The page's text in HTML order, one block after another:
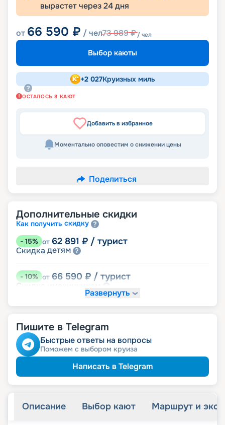
вырастет через24дня
от 66 590 ₽ / чел73 989₽/ чел
Выбор каюты
+2 027Круизных миль
ОСТАЛОСЬ 8 КАЮТ
Добавить в избранное
Моментально оповестим о снижении цены
Поделиться
Дополнительные скидки
Как получить скидку
- 15% от 62 891 ₽ / турист
Скидка детям
-10% от 66 590 ₽ / турист
Скидка
Скидка на юбилей свадьбы, кратный 5-ти
-5% от 70 290 ₽/ турист
Скидкапенсионерам
Развернуть
Пишите в Telegram
Быстрые ответы на вопросы
Поможем с выбором круиза
Написать в Telegram
Описание Выбор кают Маршрут и